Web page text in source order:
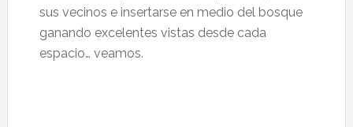
sus vecinos e insertarse en medio del bosque
ganando excelentes vistas desde cada
espacio… veamos.